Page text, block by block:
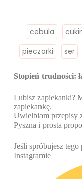
cebula
pieczarki
ser
Stopień trudności:
Lubisz zapiekanki?
zapiekankę.
Uwielbiam przepisy
Pyszna i prosta
Jeśli spróbujesz
Instagramie